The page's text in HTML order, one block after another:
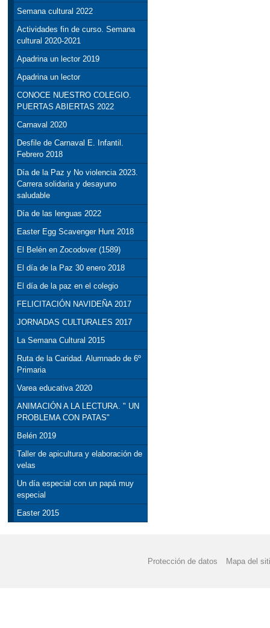
Semana cultural 2022
Actividades fin de curso. Semana
cultural 2020-2021
Apadrina un lector 2019
Apadrina un lector
CONOCE NUESTRO COLEGIO.
PUERTAS ABIERTAS 2022
Carnaval 2020
Desfile de Carnaval E. Infantil.
Febrero 2018
Día de la Paz y No violencia 2023.
Carrera solidaria y desayuno
saludable
Día de las lenguas 2022
Easter Egg Scavenger Hunt 2018
El Belén en Zocodover (1589)
El día de la Paz 30 enero 2018
El día de la paz en el colegio
FELICITACIÓN NAVIDEÑA 2017
JORNADAS CULTURALES 2017
La Semana Cultural 2015
Ruta de la Caridad. Alumnado de 6º
Primaria
Varea educativa 2020
ANIMACIÓN A LA LECTURA. " UN
PROBLEMA CON PATAS"
Belén 2019
Taller de apicultura y elaboración de
velas
Un día especial con un papá muy
especial
Easter 2015
Protección de datos Mapa del